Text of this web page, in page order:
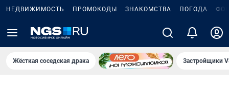
НЕДВИЖИМОСТЬ ПРОМОКОДЫ ЗНАКОМСТВА ПОГОДА
Жёсткая соседская драка Застройщики